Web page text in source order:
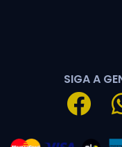
SIGA A